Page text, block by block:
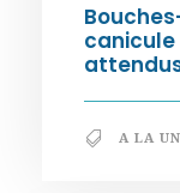
canicule
A LA